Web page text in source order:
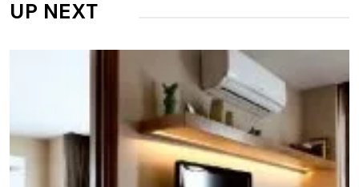
UP NEXT